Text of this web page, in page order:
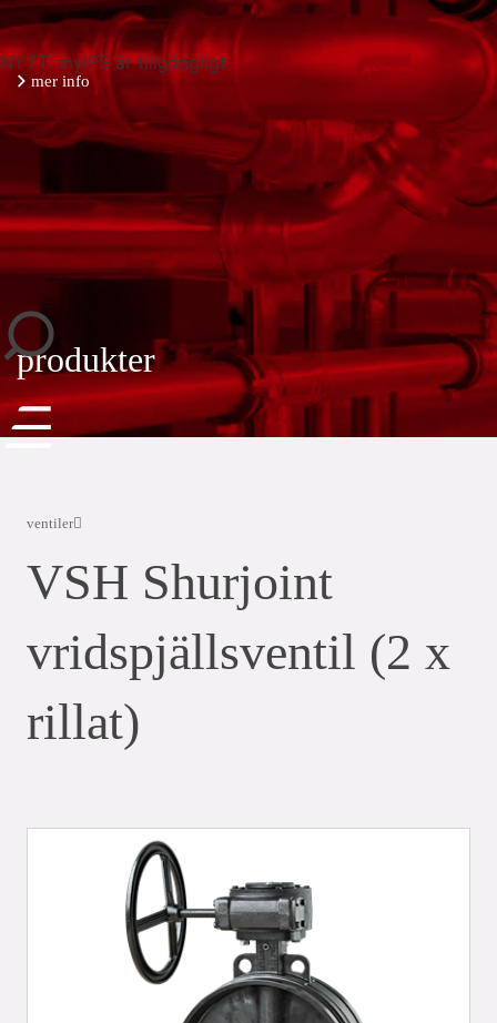
NYTT: myIPS är tillgängligt
mer info
stäng
produkter
ventiler
VSH Shurjoint
vridspjällsventil (2 x
rillat)